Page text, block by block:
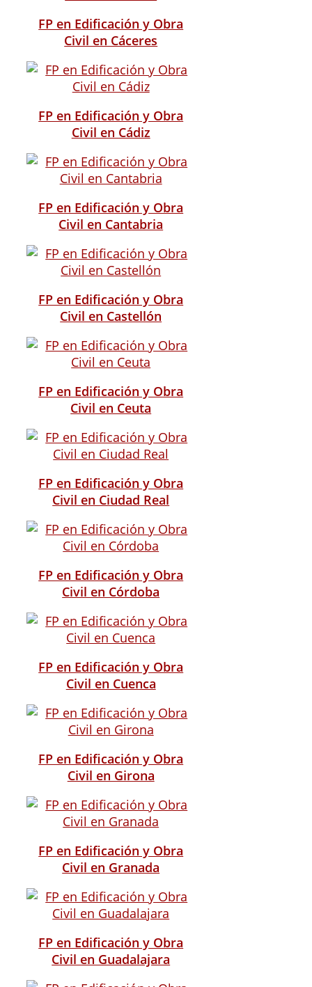
FP en Edificación y Obra
Civil en Cáceres
FP en Edificación y Obra
Civil en Cádiz
FP en Edificación y Obra
Civil en Cantabria
FP en Edificación y Obra
Civil en Castellón
FP en Edificación y Obra
Civil en Ceuta
FP en Edificación y Obra
Civil en Ciudad Real
FP en Edificación y Obra
Civil en Córdoba
FP en Edificación y Obra
Civil en Cuenca
FP en Edificación y Obra
Civil en Girona
FP en Edificación y Obra
Civil en Granada
FP en Edificación y Obra
Civil en Guadalajara